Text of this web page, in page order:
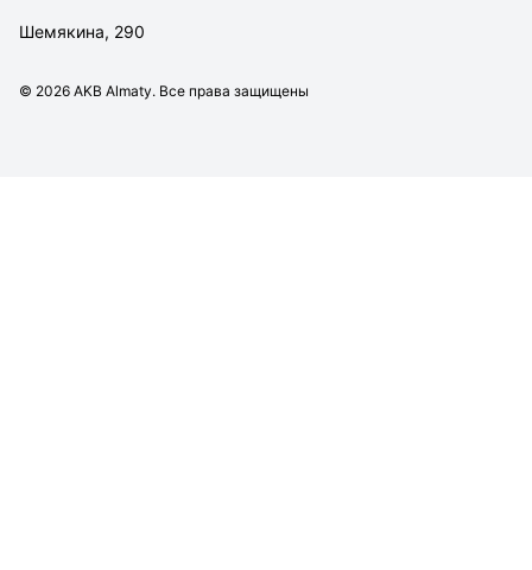
Шемякина, 290
© 2026 AKB Almaty. Все права защищены